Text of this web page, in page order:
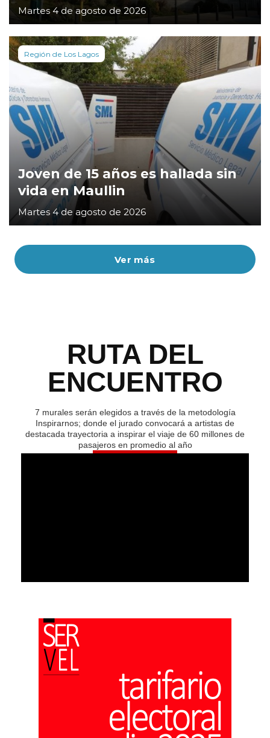
Ver más
Martes 4 de agosto de 2026
Región de Los Lagos
Joven de 15 años es hallada sin
vida en Maullin
Martes 4 de agosto de 2026
RUTA DEL
ENCUENTRO
7 murales serán elegidos a través de la metodología
Inspirarnos; donde el jurado convocará a artistas de
destacada trayectoria a inspirar el viaje de 60 millones de
pasajeros en promedio al año